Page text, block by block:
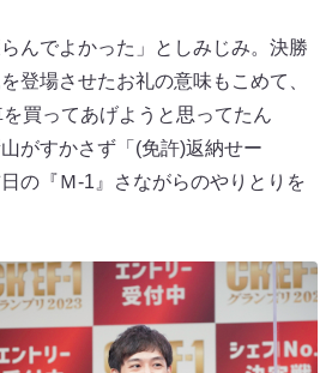
んでよかった」としみじみ。決勝
登場させたお礼の意味もこめて、
を買ってあげようと思ってたん
がすかさず「(免許)返納せー
の『Ｍ-1』さながらのやりとりを